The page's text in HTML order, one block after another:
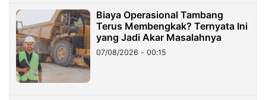
Biaya Operasional Tambang
Terus Membengkak? Ternyata Ini
yang Jadi Akar Masalahnya
07/08/2026 - 00:15